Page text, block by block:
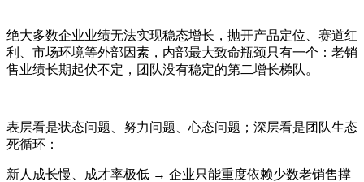
绝大多数企业业绩无法实现稳态增长，抛开产品定位、赛道红
利、市场环境等外部因素，内部最大致命瓶颈只有一个：老销
售业绩长期起伏不定，团队没有稳定的第二增长梯队。
表层看是状态问题、努力问题、心态问题；深层看是团队生态
死循环：
新人成长慢、成才率极低 → 企业只能重度依赖少数老销售撑